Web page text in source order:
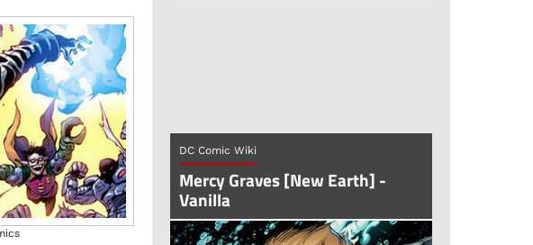
DC Comic Wiki
Mercy Graves [New Earth] -
Vanilla